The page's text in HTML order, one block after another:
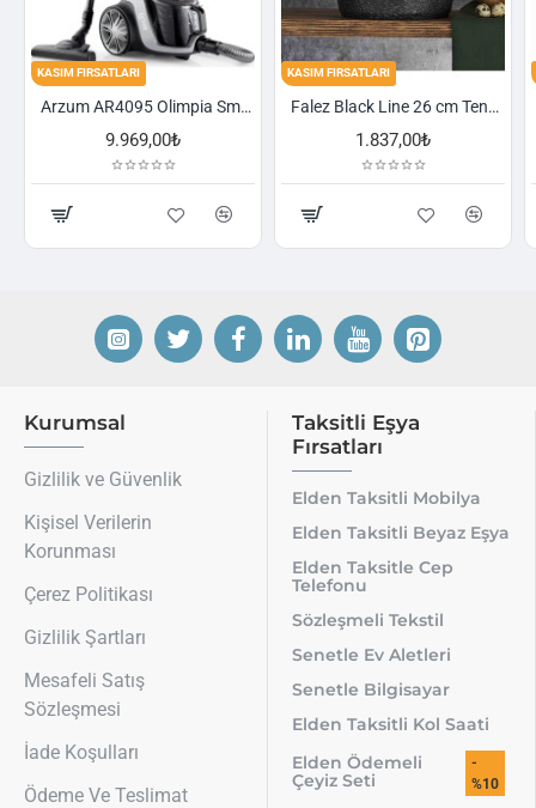
KASIM FIRSATLARI
Arzum AR4095 Olimpia Smart Cyclone Filtreli Süpürge - Füme
9.969,00₺
KASIM FIRSATLARI
Falez Black Line 26 cm Tencere
1.837,00₺
Kurumsal
Gizlilik ve Güvenlik
Kişisel Verilerin
Korunması
Çerez Politikası
Gizlilik Şartları
Mesafeli Satış
Sözleşmesi
İade Koşulları
Ödeme Ve Teslimat
Taksitli Eşya
Fırsatları
Elden Taksitli Mobilya
Elden Taksitli Beyaz Eşya
Elden Taksitle Cep
Telefonu
Sözleşmeli Tekstil
Senetle Ev Aletleri
Senetle Bilgisayar
Elden Taksitli Kol Saati
Elden Ödemeli
Çeyiz Seti
-
%10